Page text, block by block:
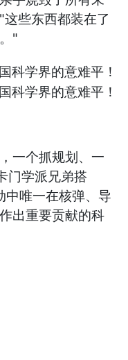
些东西都装在了
"
一个抓规划、一
门学派兄弟搭
唯一在核弹、导
出重要贡献的科